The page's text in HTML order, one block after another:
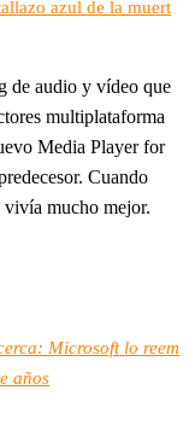
azul de la muert
de audio y vídeo que
multiplataforma
Media Player for
Cuando
vivía mucho mejor.
Microsoft lo reem
años